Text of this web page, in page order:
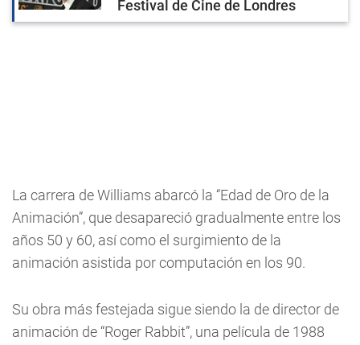
Festival de Cine de Londres
La carrera de Williams abarcó la “Edad de Oro de la
Animación”, que desapareció gradualmente entre los
años 50 y 60, así como el surgimiento de la
animación asistida por computación en los 90.
Su obra más festejada sigue siendo la de director de
animación de “Roger Rabbit”, una película de 1988